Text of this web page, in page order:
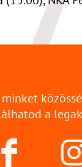
minket
a